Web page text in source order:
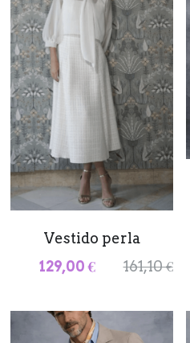
Vestido perla
129,00 €
161,10 €